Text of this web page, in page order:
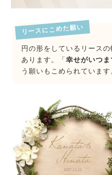
リースにこめた願い
円の形をしているリース
あります。「幸せがいつ
う願いもこめられています